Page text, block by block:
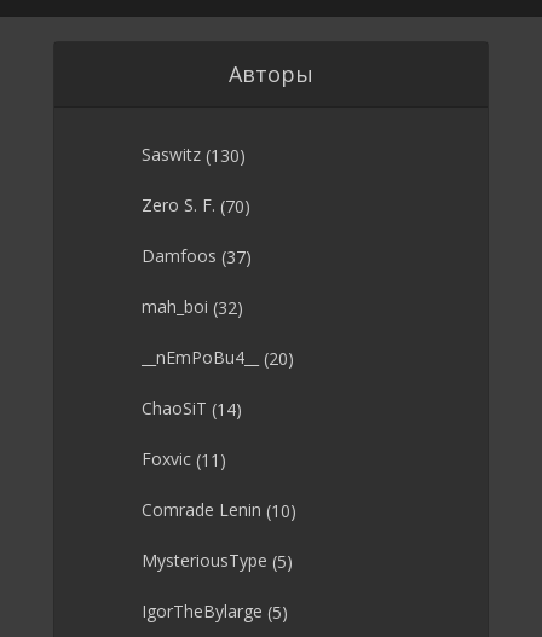
Авторы
Saswitz (130)
Zero S. F. (70)
Damfoos (37)
mah_boi (32)
__nEmPoBu4__ (20)
ChaoSiT (14)
Foxvic (11)
Comrade Lenin (10)
MysteriousType (5)
IgorTheBylarge (5)